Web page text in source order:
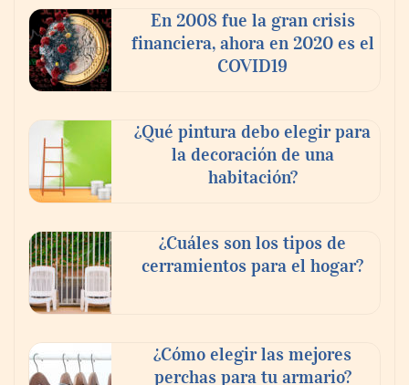
Ricardo Palacio EscobarEn 2008 fue la gran crisis
financiera, ahora en 2020 es el
COVID19
¿Qué pintura debo elegir para
la decoración de una
habitación?
¿Cuáles son los tipos de
cerramientos para el hogar?
¿Cómo elegir las mejores
perchas para tu armario?